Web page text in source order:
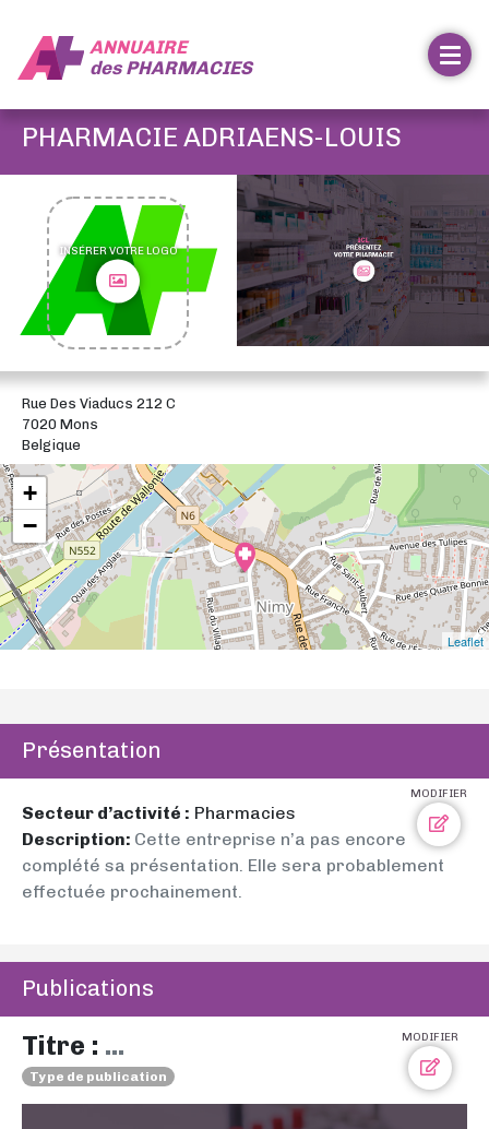
ANNUAIRE
desPHARMACIES
PHARMACIE ADRIAENS-LOUIS
INSÉRER VOTRE LOGO
Rue Des Viaducs 212 C
7020 Mons
Belgique
+
−
Leaflet
Présentation
MODIFIER
Secteur d’activité : Pharmacies
Description: Cette entreprise n’a pas encore
complété sa présentation. Elle sera probablement
effectuée prochainement.
Publications
MODIFIER
Titre : ...
Type de publication